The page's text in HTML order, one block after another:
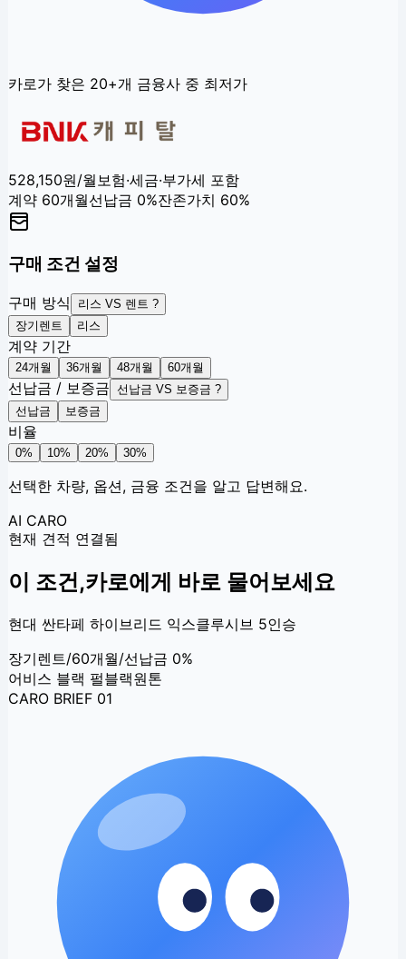
카로가 찾은 20+개 금융사 중 최저가
528,150원/월 보험·세금·부가세 포함
계약 60개월선납금 0%잔존가치 60%
구매 조건 설정
구매 방식
리스 VS 렌트 ?
장기렌트
리스
계약 기간
24개월 36개월 48개월 60개월
선납금 / 보증금 선납금 VS 보증금 ?
선납금
보증금
비율
0% 10% 20% 30%
선택한 차량, 옵션, 금융 조건을 알고 답변해요.
AI CARO
현재 견적 연결됨
이 조건,카로에게 바로 물어보세요
현대 싼타페 하이브리드 익스클루시브 5인승
장기렌트/60개월/선납금 0%
어비스 블랙 펄블랙원톤
CARO BRIEF 01